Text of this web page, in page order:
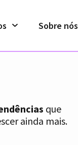
Sobre nós
que
ainda mais.